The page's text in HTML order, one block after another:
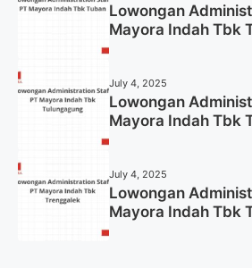
Lowongan
Mayora Indah Tbk
July 4, 2025
Lowongan
Mayora Indah Tbk
July 4, 2025
Lowongan
Mayora Indah Tbk